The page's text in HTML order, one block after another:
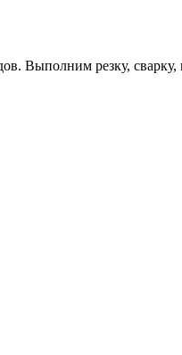
Выполним резку,